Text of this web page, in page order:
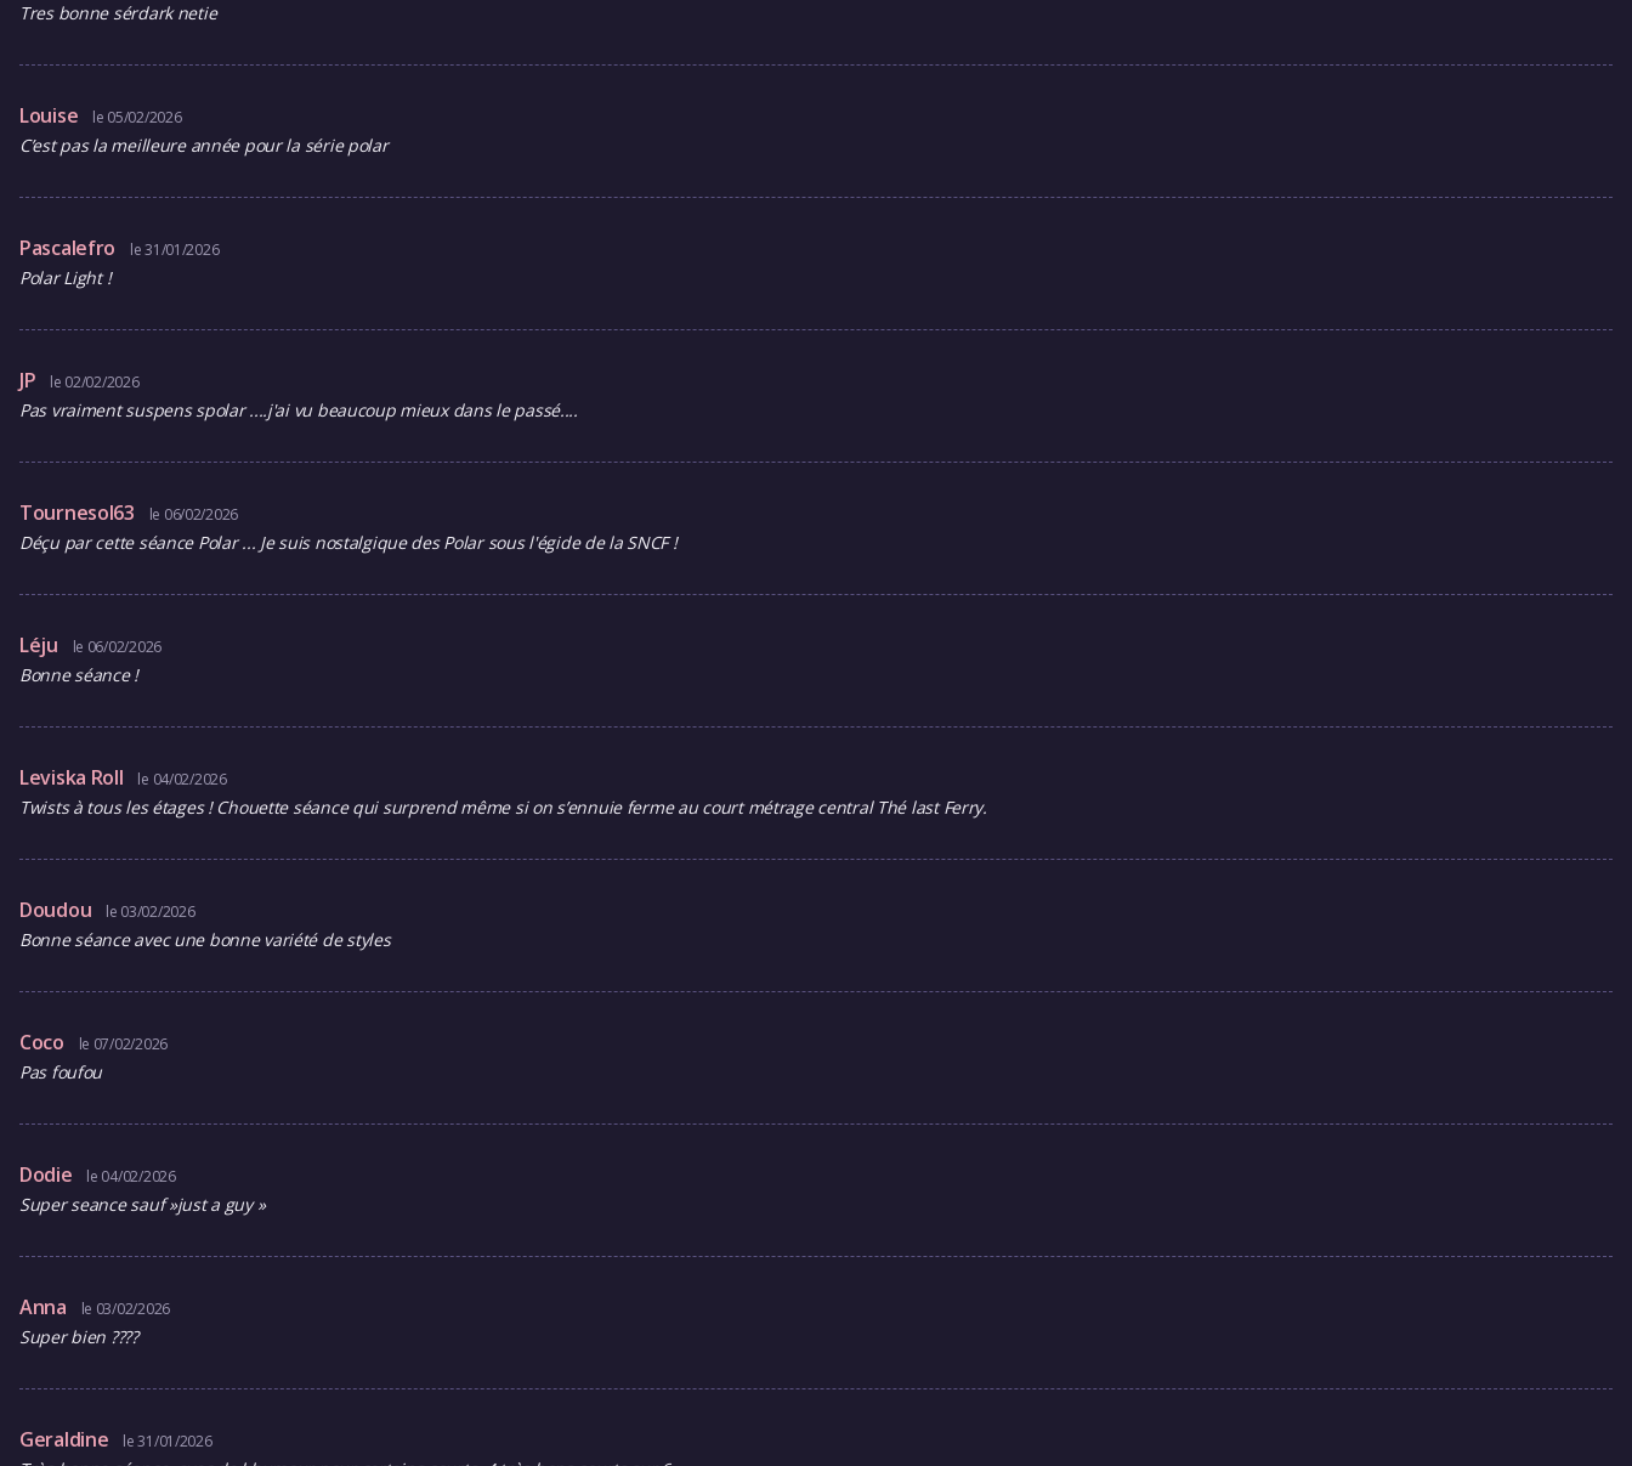
Tres bonne sérdark netie
Louise le 05/02/2026
C’est pas la meilleure année pour la série polar
Pascalefro le 31/01/2026
Polar Light !
JP le 02/02/2026
Pas vraiment suspens spolar ....j'ai vu beaucoup mieux dans le passé....
Tournesol63 le 06/02/2026
Déçu par cette séance Polar ... Je suis nostalgique des Polar sous l'égide de la SNCF !
Léju le 06/02/2026
Bonne séance !
Leviska Roll le 04/02/2026
Twists à tous les étages ! Chouette séance qui surprend même si on s’ennuie ferme au court métrage central Thé last Ferry.
Doudou le 03/02/2026
Bonne séance avec une bonne variété de styles
Coco le 07/02/2026
Pas foufou
Dodie le 04/02/2026
Super seance sauf »just a guy »
Anna le 03/02/2026
Super bien ????
Geraldine le 31/01/2026